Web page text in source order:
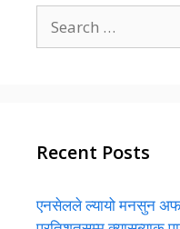
for:
Recent Posts
एनसेलले ल्यायो मनसुन